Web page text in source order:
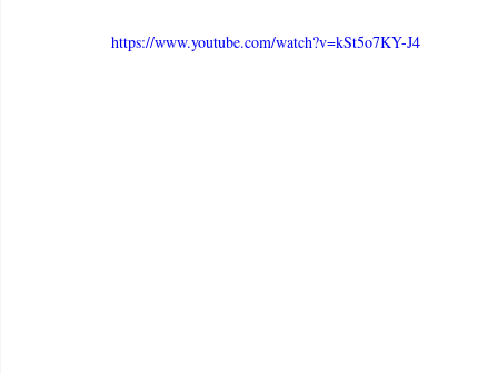
https://www.youtube.com/watch?v=kSt5o7KY-J4